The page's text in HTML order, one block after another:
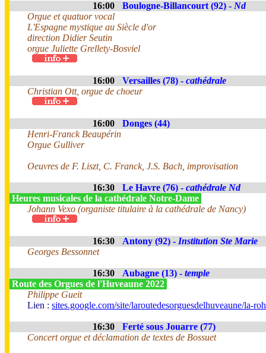
16:00 Boulogne-Billancourt (92) - Nd
Orgue et quatuor vocal
L'Espagne mystique au Siècle d'or
direction Didier Seutin
orgue Juliette Grellety-Bosviel
16:00 Versailles (78) - cathédrale
Christian Ott, orgue de choeur
16:00
Donges (44)
Henri-Franck Beaupérin
Orgue Gulliver
Oeuvres de F. Liszt, C. Franck, J.S. Bach, improvisation
16:30 Le Havre (76) - cathédrale Nd
Heures musicales de la cathédrale Notre-Dame
Johann Vexo (organiste titulaire à la cathédrale de Nancy)
16:30 Antony (92) - Institution Ste Marie
Georges Bessonnet
16:30 Aubagne (13) - temple
Route des Orgues de l'Huveaune 2022
Philippe Gueit
Lien : sites.google.com/site/laroutedesorguesdelhuveaune/la-
16:30
Ferté sous Jouarre (77)
Concert orgue et déclamation de textes de Bossuet